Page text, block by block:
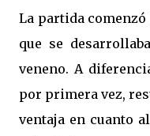
La partida
que se
veneno. A
por primera vez,
ventaja en cuanto